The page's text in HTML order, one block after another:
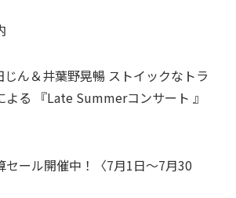
ん＆井葉野晃暢 ストイックなトラ
よる 『Late Summerコンサート 』
セール開催中！〈7月1日～7月30